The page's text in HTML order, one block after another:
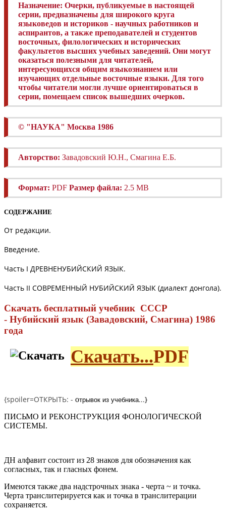
Назначение: Очерки, публикуемые в настоящей
серии, предназначены для широкого круга
языковедов и историков - научных работников и
аспирантов, а также преподавателей и студентов
восточных, филологических и исторических
факультетов высших учебных заведений. Они могут
оказаться полезными для читателей,
интересующихся общим языкознанием или
изучающих отдельные восточные языки. Для того
чтобы читатели могли лучше ориентироваться в
серии, помещаем список вышедших очерков.
© "НАУКА" Москва 1986
Авторство: Завадовский Ю.Н., Смагина Е.Б.
Формат: PDF Размер файла: 2.5 MB
СОДЕРЖАНИЕ
От редакции.
Введение.
Часть I ДРЕВНЕНУБИЙСКИЙ ЯЗЫК.
Часть II СОВРЕМЕННЫЙ НУБИЙСКИЙ ЯЗЫК (диалект донгола).
Скачать бесплатный учебник СССР
- Нубийский язык (Завадовский, Смагина) 1986
года
Скачать...PDF
{spoiler=ОТКРЫТЬ: - отрывок из учебника...}
ПИСЬМО И РЕКОНСТРУКЦИЯ ФОНОЛОГИЧЕСКОЙ
СИСТЕМЫ.
ДН алфавит состоит из 28 знаков для обозначения как
согласных, так и гласных фонем.
Имеются также два надстрочных знака - черта ~ и точка.
Черта транслитерируется как и точка в транслитерации
сохраняется.